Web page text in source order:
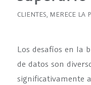
CLIENTES, MERECE LA
Los desafíos en la
de datos son
significativamente